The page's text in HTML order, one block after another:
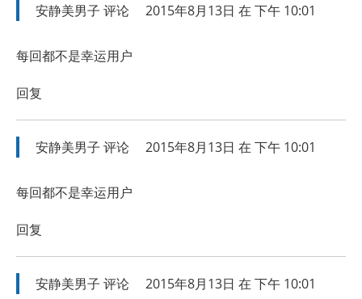
安静美男子 评论 2015年8月13日 在 下午 10:01
每回都不是幸运用户
回复
安静美男子 评论 2015年8月13日 在 下午 10:01
每回都不是幸运用户
回复
安静美男子 评论 2015年8月13日 在 下午 10:01